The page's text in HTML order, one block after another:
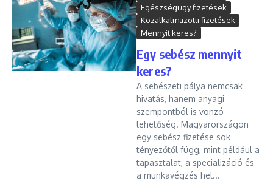
Egészségügy fizetések
Közalkalmazotti fizetések
Mennyit keres?
Egy sebész mennyit
keres?
A sebészeti pálya nemcsak
hivatás, hanem anyagi
szempontból is vonzó
lehetőség. Magyarországon
egy sebész fizetése sok
tényezőtől függ, mint például a
tapasztalat, a specializáció és
a munkavégzés hel...